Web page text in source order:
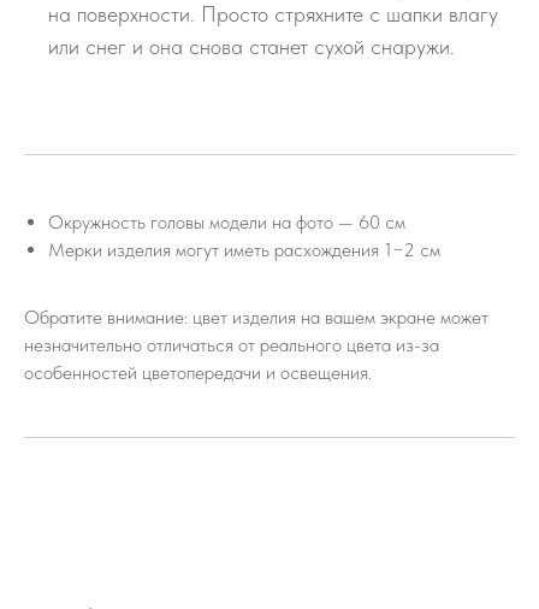
на поверхности. Просто стряхните с шапки влагу
или снег и она снова станет сухой снаружи.
Окружность головы модели на фото — 60 см
Мерки изделия могут иметь расхождения 1−2 см
Обратите внимание: цвет изделия на вашем экране может
незначительно отличаться от реального цвета из-за
особенностей цветопередачи и освещения.